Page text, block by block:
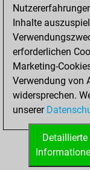
Bauer setzt
Erstickte
Türme auf
STARTSEITE
Inhalte
erforderlichen
Marketing-
Verwendung von
widersprechen.
unserer
Detaillierte